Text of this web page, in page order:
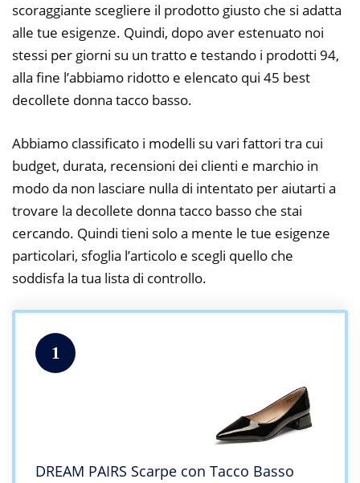
scoraggiante scegliere il prodotto giusto che si adatta
alle tue esigenze. Quindi, dopo aver estenuato noi
stessi per giorni su un tratto e testando i prodotti 94,
alla fine l’abbiamo ridotto e elencato qui 45 best
decollete donna tacco basso.
Abbiamo classificato i modelli su vari fattori tra cui
budget, durata, recensioni dei clienti e marchio in
modo da non lasciare nulla di intentato per aiutarti a
trovare la decollete donna tacco basso che stai
cercando. Quindi tieni solo a mente le tue esigenze
particolari, sfoglia l’articolo e scegli quello che
soddisfa la tua lista di controllo.
1
DREAM PAIRS Scarpe con Tacco Basso